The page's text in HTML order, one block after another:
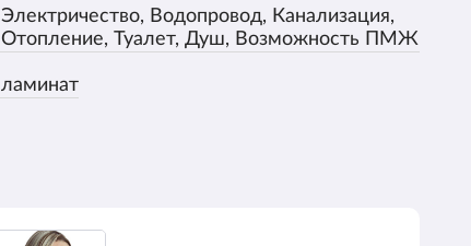
Электричество, Водопровод, Канализация,
Отопление, Туалет, Душ, Возможность ПМЖ
ламинат